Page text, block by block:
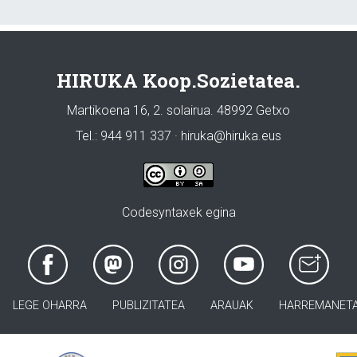
HIRUKA Koop.Sozietatea.
Martikoena 16, 2. solairua. 48992 Getxo
Tel.: 944 911 337 · hiruka@hiruka.eus
Codesyntaxek egina
LEGE OHARRA PUBLIZITATEA ARAUAK